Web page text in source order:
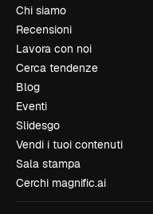
Chi siamo
Recensioni
Lavora con noi
Cerca tendenze
Blog
Eventi
Slidesgo
Vendi i tuoi contenuti
Sala stampa
Cerchi magnific.ai